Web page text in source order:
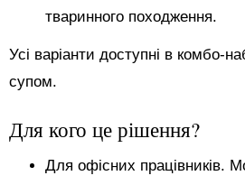
тваринного походження.
Усі варіанти доступні в комбо-
супом.
Для кого це рішення?
Для офісних працівників.